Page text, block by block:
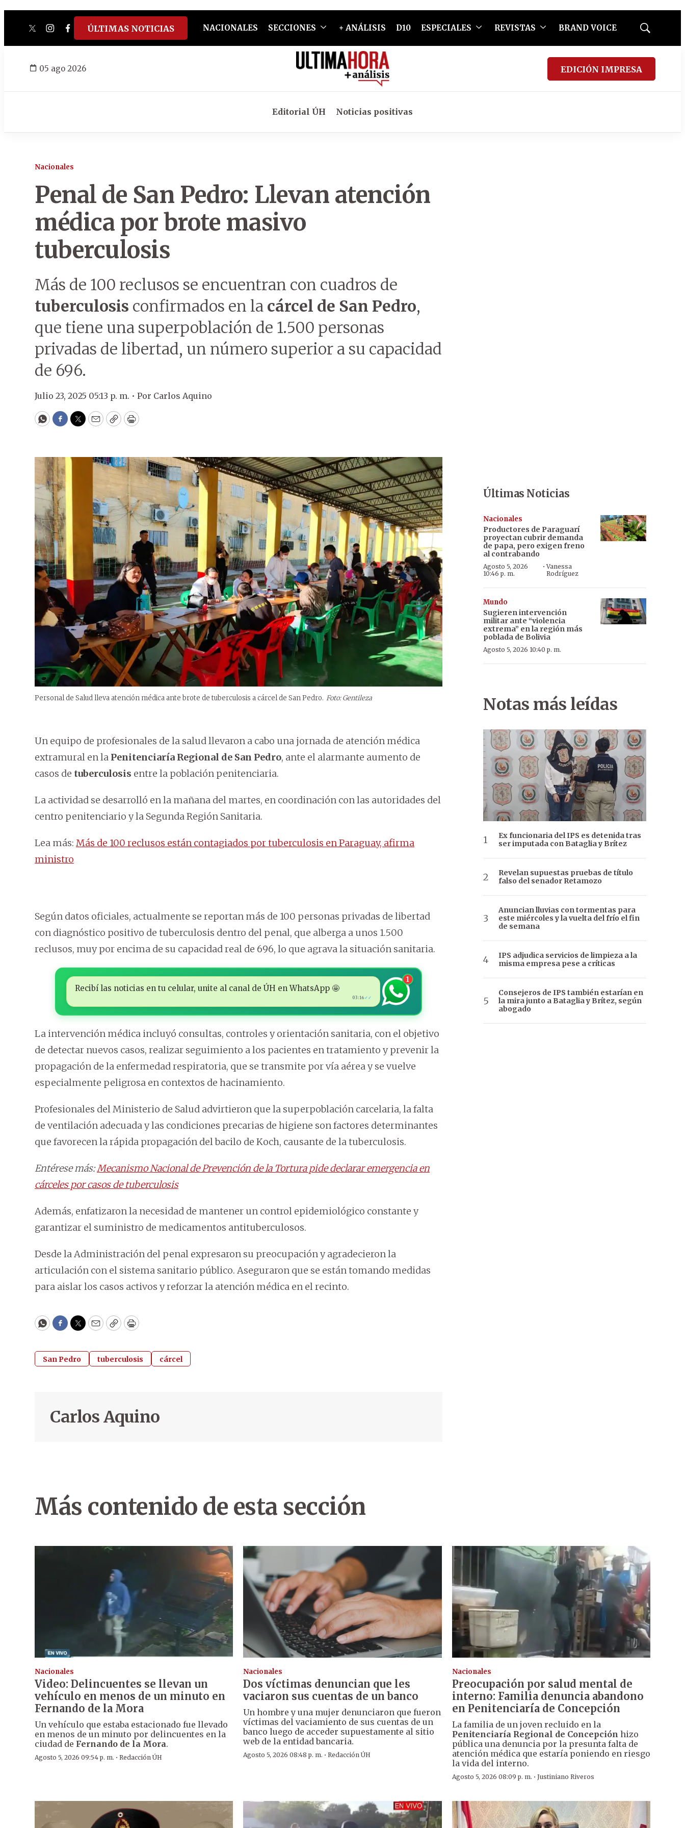
twitterinstagram
facebook
tiktokyoutube
spotify
ÚLTIMAS NOTICIAS NACIONALES SECCIONES + ANÁLISIS D10 ESPECIALES REVISTAS BRAND VOICE
Mostrar
05 ago 2026 EDICIÓN IMPRESA
Editorial ÚH Noticias positivas
Nacionales
Penal de San Pedro: Llevan atención
médica por brote masivo
tuberculosis
Más de 100 reclusos se encuentran con cuadros de
tuberculosis confirmados en la cárcel de San Pedro,
que tiene una superpoblación de 1.500 personas
privadas de libertad, un número superior a su capacidad
de 696.
Julio 23, 2025 05:13 p. m. • Por Carlos Aquino
WhatsApp
Facebook
Twitter
EmailCopyPrint
Personal de Salud lleva atención médica ante brote de tuberculosis a cárcel de San Pedro. Foto: Gentileza
Un equipo de profesionales de la salud llevaron a cabo una jornada de atención médica
extramural en la Penitenciaría Regional de San Pedro, ante el alarmante aumento de
casos de tuberculosis entre la población penitenciaria.
La actividad se desarrolló en la mañana del martes, en coordinación con las autoridades del
centro penitenciario y la Segunda Región Sanitaria.
Lea más: Más de 100 reclusos están contagiados por tuberculosis en Paraguay, afirma
ministro
Según datos oficiales, actualmente se reportan más de 100 personas privadas de libertad
con diagnóstico positivo de tuberculosis dentro del penal, que alberga a unos 1.500
reclusos, muy por encima de su capacidad real de 696, lo que agrava la situación sanitaria.
Recibí las noticias en tu celular, unite al canal de ÚH en WhatsApp 🤩
03:16 ✓✓
1
La intervención médica incluyó consultas, controles y orientación sanitaria, con el objetivo
de detectar nuevos casos, realizar seguimiento a los pacientes en tratamiento y prevenir la
propagación de la enfermedad respiratoria, que se transmite por vía aérea y se vuelve
especialmente peligrosa en contextos de hacinamiento.
Profesionales del Ministerio de Salud advirtieron que la superpoblación carcelaria, la falta
de ventilación adecuada y las condiciones precarias de higiene son factores determinantes
que favorecen la rápida propagación del bacilo de Koch, causante de la tuberculosis.
Entérese más:Mecanismo Nacional de Prevención de la Tortura pide declarar emergencia en
cárceles por casos de tuberculosis
Además, enfatizaron la necesidad de mantener un control epidemiológico constante y
garantizar el suministro de medicamentos antituberculosos.
Desde la Administración del penal expresaron su preocupación y agradecieron la
articulación con el sistema sanitario público. Aseguraron que se están tomando medidas
para aislar los casos activos y reforzar la atención médica en el recinto.
WhatsApp
Facebook
Twitter
EmailCopyPrint
San Pedro tuberculosis cárcel
Carlos Aquino
Últimas Noticias
Nacionales
Productores de Paraguarí
proyectan cubrir demanda
de papa, pero exigen freno
al contrabando
Agosto 5, 2026
10:46 p. m.
·Vanessa
Rodríguez
Mundo
Sugieren intervención
militar ante “violencia
extrema” en la región más
poblada de Bolivia
Agosto 5, 2026 10:40 p. m.
Notas más leídas
Ex funcionaria del IPS es detenida tras
ser imputada con Bataglia y Brítez
Revelan supuestas pruebas de título
falso del senador Retamozo
Anuncian lluvias con tormentas para
este miércoles y la vuelta del frío el fin
de semana
IPS adjudica servicios de limpieza a la
misma empresa pese a críticas
Consejeros de IPS también estarían en
la mira junto a Bataglia y Brítez, según
abogado
Más contenido de esta sección
Nacionales
Video: Delincuentes se llevan un
vehículo en menos de un minuto en
Fernando de la Mora
Un vehículo que estaba estacionado fue llevado
en menos de un minuto por delincuentes en la
ciudad de Fernando de la Mora.
Agosto 5, 2026 09:54 p. m. · Redacción ÚH
Nacionales
Dos víctimas denuncian que les
vaciaron sus cuentas de un banco
Un hombre y una mujer denunciaron que fueron
víctimas del vaciamiento de sus cuentas de un
banco luego de acceder supuestamente al sitio
web de la entidad bancaria.
Agosto 5, 2026 08:48 p. m. ·Redacción ÚH
Nacionales
Preocupación por salud mental de
interno: Familia denuncia abandono
en Penitenciaría de Concepción
La familia de un joven recluido en la
Penitenciaría Regional de Concepción hizo
pública una denuncia por la presunta falta de
atención médica que estaría poniendo en riesgo
la vida del interno.
Agosto 5, 2026 08:09 p. m. · Justiniano Riveros